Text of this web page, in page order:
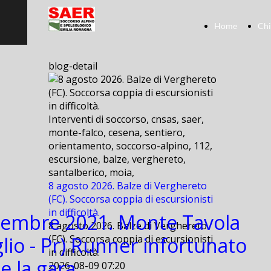
Home
blog-detail
Interventi di soccorso, cnsas, saer,
monte-falco, cesena, sentiero,
orientamento, soccorso-alpino, 112,
escursione, balze, verghereto,
santalberico, moia,
8 agosto 2026. Balze di Verghereto
(FC). Soccorsa coppia di escursionisti
in difficoltà.
8 agosto 2026. Balze di Verghereto
(FC). Soccorsa coppia di escursionisti
in difficoltà.
2026-08-09 07:20
2021. Monte Tavola
- Pr) Runner infortunato